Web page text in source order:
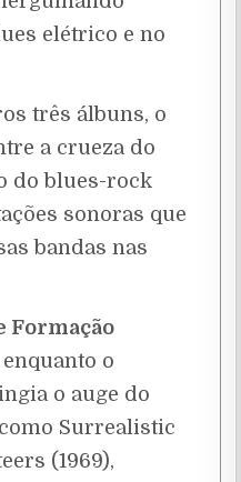
elétrico e no
três álbuns, o
a crueza do
do blues-rock
sonoras que
bandas nas
Formação
o
o auge do
Surrealistic
(1969),